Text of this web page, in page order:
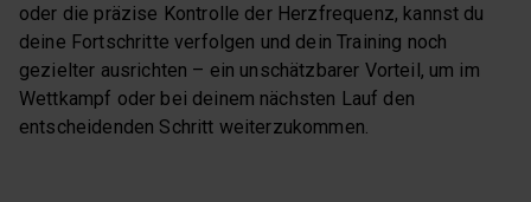
oder die präzise Kontrolle der Herzfrequenz, kannst du
deine Fortschritte verfolgen und dein Training noch
gezielter ausrichten – ein unschätzbarer Vorteil, um im
Wettkampf oder bei deinem nächsten Lauf den
entscheidenden Schritt weiterzukommen.